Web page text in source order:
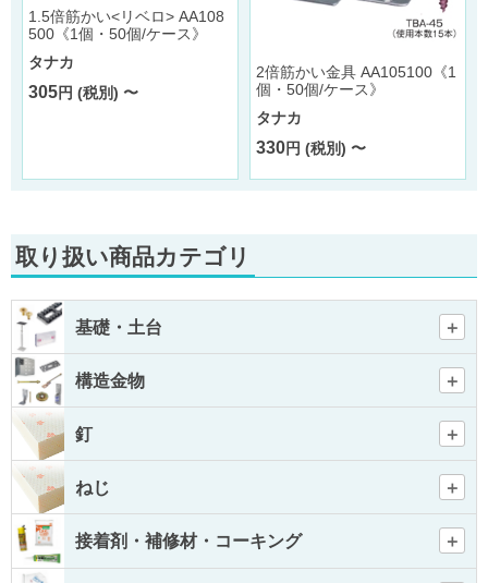
1.5倍筋かい<リベロ> AA108
500《1個・50個/ケース》
タナカ
305円 (税別) 〜
2倍筋かい金具 AA105100《1
個・50個/ケース》
タナカ
330円 (税別) 〜
取り扱い商品カテゴリ
基礎・土台
構造金物
釘
ねじ
接着剤・補修材・コーキング